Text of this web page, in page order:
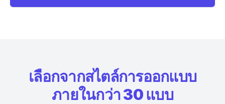
เลือกจากสไตล์การออกแบบ
ภายในกว่า 30 แบบ